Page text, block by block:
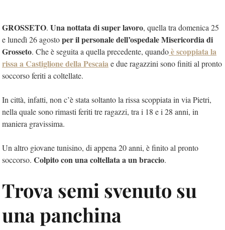
GROSSETO. Una nottata di super lavoro, quella tra domenica 25
e lunedì 26 agostoper il personale dell’ospedale Misericordia di
Grosseto. Che è seguita a quella precedente, quandoè scoppiata la
rissa a Castiglione della Pescaiae due ragazzini sono finiti al pronto
soccorso feriti a coltellate.
In città, infatti, non c’è stata soltanto la rissa scoppiata in via Pietri,
nella quale sono rimasti feriti tre ragazzi, tra i 18 e i 28 anni, in
maniera gravissima.
Un altro giovane tunisino, di appena 20 anni, è finito al pronto
soccorso. Colpito con una coltellata a un braccio.
Trova semi svenuto su
una panchina